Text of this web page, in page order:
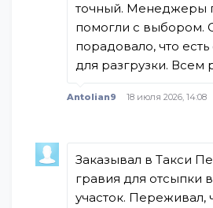
точный. Менеджеры
помогли с выбором.
порадовало, что есть
для разгрузки. Всем
Antolian9 18 июля 2026, 14:08
Заказывал в Такси
гравия для отсыпки
участок. Переживал,